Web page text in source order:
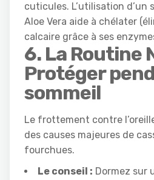
cuticules. L’utilisation d’un
Aloe Vera aide à chélater
calcaire grâce à ses
6. La Routine
Protéger
sommeil
Le frottement contre
des causes majeures de
fourchues.
Le conseil : Dormez sur